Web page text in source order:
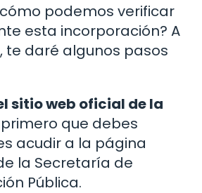
podemos verificar
esta incorporación? A
te daré algunos pasos
sitio web oficial de la
primero que debes
acudir a la página
la Secretaría de
Pública.